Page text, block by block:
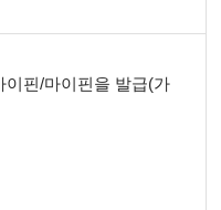
이핀/마이핀을 발급(가